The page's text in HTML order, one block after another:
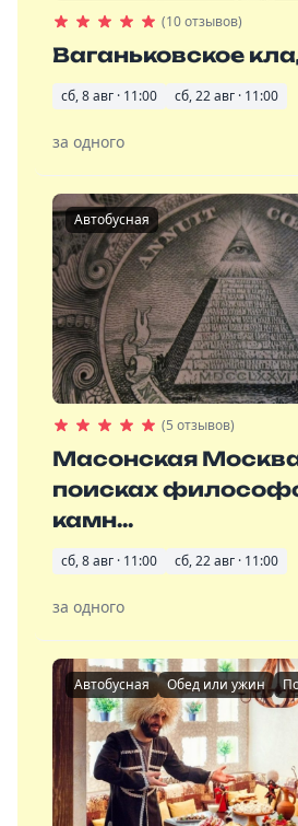
(10 отзывов)
Ваганьковское
сб, 8 авг · 11:00 сб, 22 авг · 11:00
за одного
Автобусная
(5 отзывов)
Масонская
поисках
камн...
сб, 8 авг · 11:00 сб, 22 авг · 11:00
за одного
Автобусная Обед или ужин